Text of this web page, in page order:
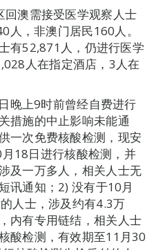
回澳需接受医学观察人士
人，非澳门居民160人。
有52,871人，仍进行医学
人在指定酒店，3人在
晚上9时前曾经自费进行
措施的中止影响未能通
一次免费核酸检测，现安
18日进行核酸检测，并
及一万多人，相关人士无
讯通知；2) 没有于10月
人士，涉及约有4.3万
内有专用链结，相关人士
酸检测，有效期至11月30